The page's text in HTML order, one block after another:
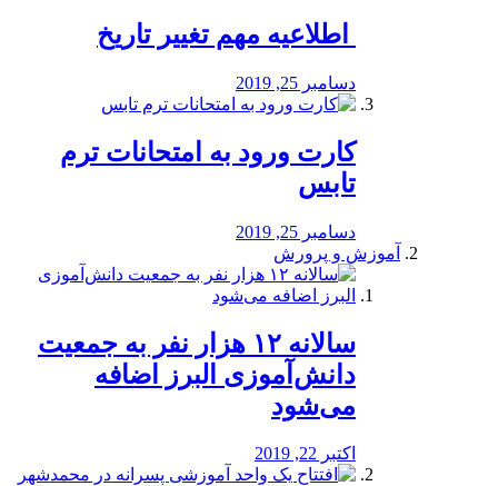
️ اطلاعیه مهم تغییر تاریخ
دسامبر 25, 2019
کارت ورود به امتحانات ترم
تابس
دسامبر 25, 2019
آموزش و پرورش
️سالانه ۱۲ هزار نفر به جمعیت
دانش‌آموزی البرز اضافه
می‌شود
اکتبر 22, 2019